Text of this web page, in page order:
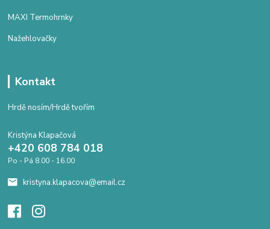
MAXI Termohrnky
Nažehlovačky
Kontakt
Hrdě nosím/Hrdě tvořím
Kristýna Klapačová
+420 608 784 018
Po - Pá 8.00 - 16.00
kristyna.klapacova@email.cz